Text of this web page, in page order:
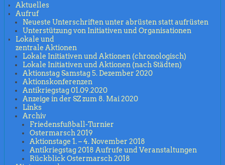
Aktuelles
Aufruf
Neueste Unterschriften unter abrüsten statt aufrüsten
Unterstützung von Initiativen und Organisationen
Lokale und
zentrale Aktionen
Lokale Initiativen und Aktionen (chronologisch)
Lokale Initiativen und Aktionen (nach Städten)
Aktionstag Samstag 5. Dezember 2020
Aktionskonferenzen
Antikriegstag 01.09.2020
Anzeige in der SZ zum 8. Mai 2020
Links
Archiv
Friedensfußball-Turnier
Ostermarsch 2019
Aktionstage 1. – 4. November 2018
Antikriegstag 2018 Aufrufe und Veranstaltungen
Rückblick Ostermarsch 2018